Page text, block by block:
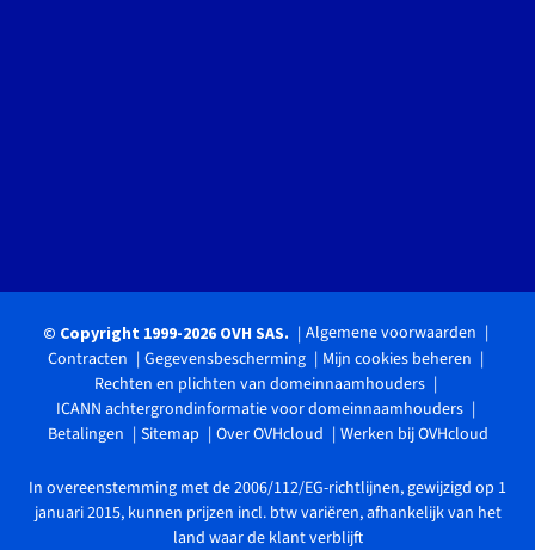
© Copyright 1999-2026 OVH SAS.
Algemene voorwaarden
Contracten
Gegevensbescherming
Mijn cookies beheren
Rechten en plichten van domeinnaamhouders
ICANN achtergrondinformatie voor domeinnaamhouders
Betalingen
Sitemap Over OVHcloud Werken bij OVHcloud
In overeenstemming met de 2006/112/EG-richtlijnen, gewijzigd op 1
januari 2015, kunnen prijzen incl. btw variëren, afhankelijk van het
land waar de klant verblijft